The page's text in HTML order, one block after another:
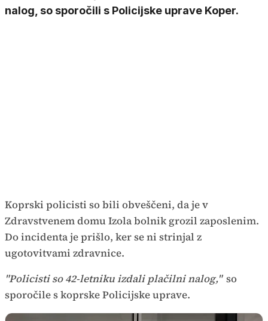
nalog, so sporočili s Policijske uprave Koper.
Koprski policisti so bili obveščeni, da je v
Zdravstvenem domu Izola bolnik grozil zaposlenim.
Do incidenta je prišlo, ker se ni strinjal z
ugotovitvami zdravnice.
"Policisti so 42-letniku izdali plačilni nalog," so
sporočile s koprske Policijske uprave.